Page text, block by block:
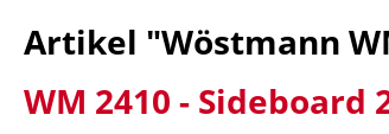
Artikel "Wöstmann
WM 2410 - Sideboard